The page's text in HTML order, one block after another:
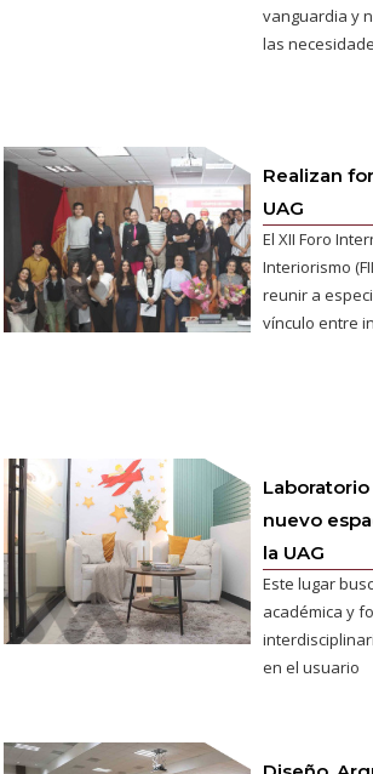
vanguardia y
las
Realizan
UAG
El XII Foro
Interiorismo
reunir a
vínculo entre
nuevo
la UAG
Este lugar
académica y
en el usuario